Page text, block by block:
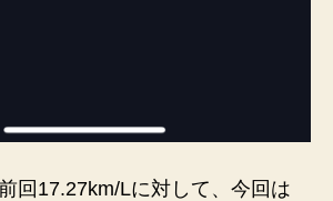
回17.27km/Lに対して、今回は